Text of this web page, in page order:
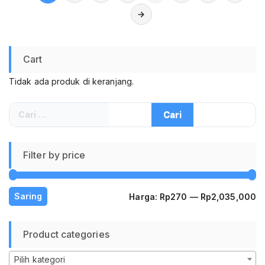
Laptop Kerja Gaming
→
Cart
Tidak ada produk di keranjang.
Cari
untuk:
Filter by price
Saring Harga: Rp270 — Rp2,035,000
Product categories
Pilih kategori